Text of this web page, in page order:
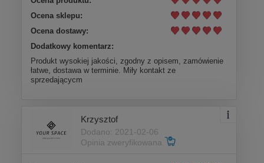
Ocena sklepu:
Ocena dostawy:
Dodatkowy komentarz:
Produkt wysokiej jakości, zgodny z opisem, zamówienie
łatwe, dostawa w terminie. Miły kontakt ze
sprzedającycm
Krzysztof
Dodano: 2021-02-06
Opinia zweryfikowana